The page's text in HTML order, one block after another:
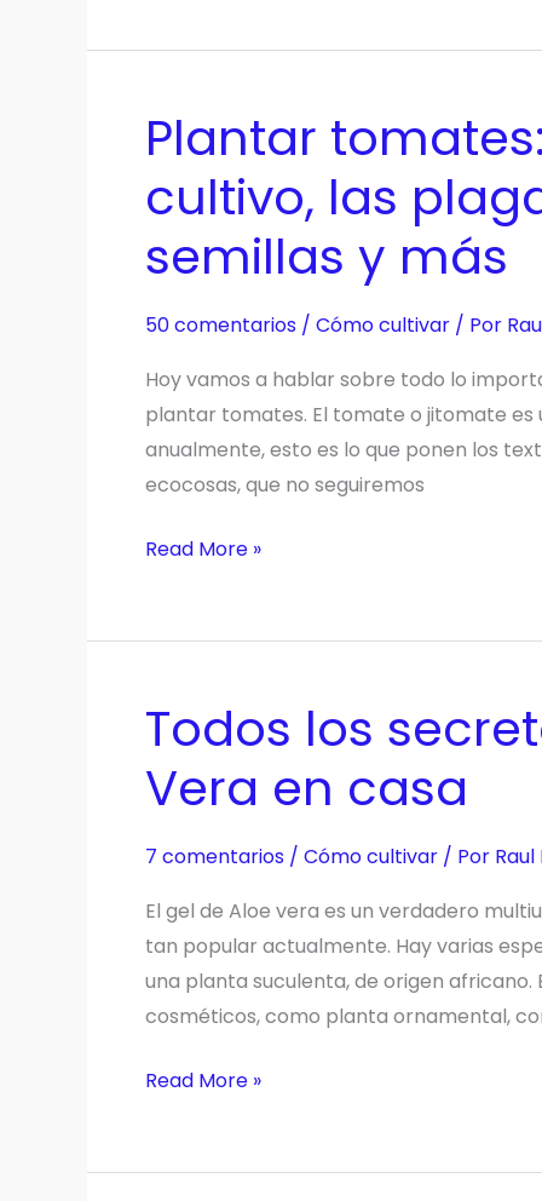
Plantar
cultivo, las
semillas y más
50 comentarios / Cómo cultivar / Por
Hoy vamos a hablar sobre todo lo
plantar tomates. El tomate o jitomate
anualmente, esto es lo que ponen los
ecocosas, que no seguiremos
Plantar
cultivo,
plagas,
semillas
y
más
Read More »
Todos los
Vera en casa
7 comentarios / Cómo cultivar / Por
El gel de Aloe vera es un verdadero
tan popular actualmente. Hay varias
una planta suculenta, de origen africano.
cosméticos, como planta ornamental,
Todos
Read More »